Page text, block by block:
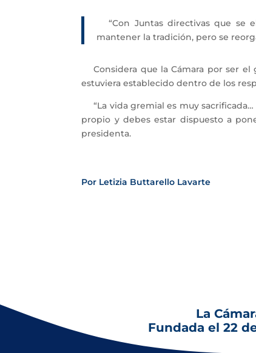
“Con Juntas directivas que se
mantener la tradición, pero se
Considera que la Cámara por ser
estuviera establecido dentro de los
“La vida gremial es muy
propio y debes estar dispuesto a
presidenta.
Por Letizia Buttarello Lavarte
La
Fundada el 22